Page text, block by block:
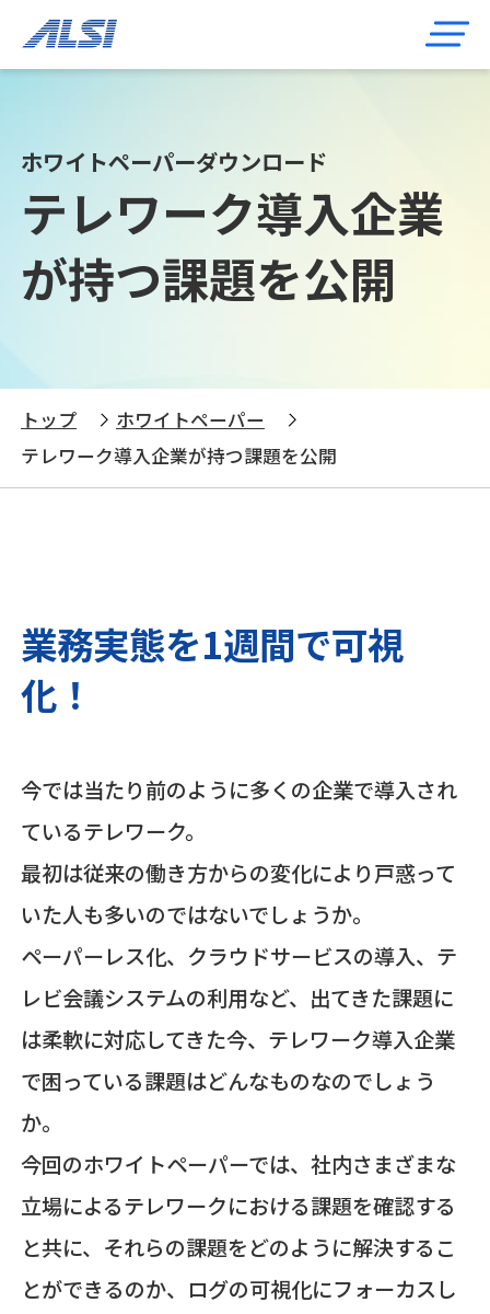
ホワイトペーパーダウンロード
テレワーク導入企業
が持つ課題を公開
トップ
ホワイトペーパー
テレワーク導入企業が持つ課題を公開
業務実態を1週間で可視
化！
今では当たり前のように多くの企業で導入され
ているテレワーク。
最初は従来の働き方からの変化により戸惑って
いた人も多いのではないでしょうか。
ペーパーレス化、クラウドサービスの導入、テ
レビ会議システムの利用など、出てきた課題に
は柔軟に対応してきた今、テレワーク導入企業
で困っている課題はどんなものなのでしょう
か。
今回のホワイトペーパーでは、社内さまざまな
立場によるテレワークにおける課題を確認する
と共に、それらの課題をどのように解決するこ
とができるのか、ログの可視化にフォーカスし